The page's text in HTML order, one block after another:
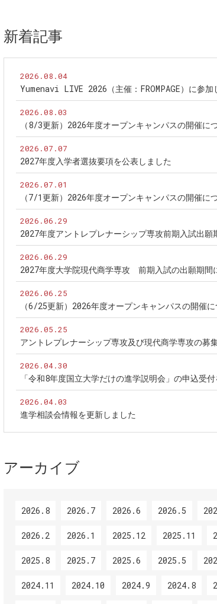
新着記事
2026.08.04
Yumenavi LIVE 2026（主催：FROMPAGE）に参加
2026.08.03
（8/3更新）2026年度オープンキャンパスの開催に
2026.07.07
2027年度入学者選抜要項を公表しました
2026.07.01
（7/1更新）2026年度オープンキャンパスの開催に
2026.06.29
2027年度アントレプレナーシップ専攻前期入試出願
2026.06.29
2027年度大学院現代商学専攻 前期入試の出願期間
2026.06.25
（6/25更新）2026年度オープンキャンパスの開催
2026.05.25
アントレプレナーシップ専攻及び現代商学専攻の募
2026.04.30
「令和8年度国立大学だけの進学説明会」の申込受
2026.04.03
進学相談会情報を更新しました
アーカイブ
2026.8 2026.7 2026.6 2026.5
2026.2 2026.1 2025.12 2025.11
2025.8 2025.7 2025.6 2025.5
2024.11 2024.10 2024.9 2024.8